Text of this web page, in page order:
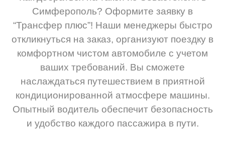
Симферополь? Оформите заявку в
“Трансфер плюс”! Наши менеджеры быстро
откликнуться на заказ, организуют поездку в
комфортном чистом автомобиле с учетом
ваших требований. Вы сможете
наслаждаться путешествием в приятной
кондиционированной атмосфере машины.
Опытный водитель обеспечит безопасность
и удобство каждого пассажира в пути.